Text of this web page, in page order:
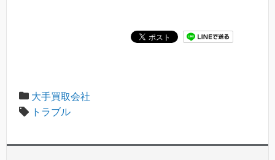
大手買取会社
トラブル